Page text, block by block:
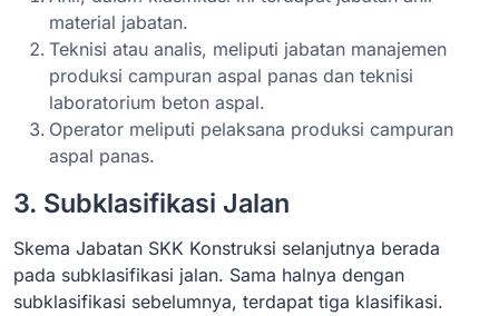
material jabatan.
Teknisi atau analis, meliputi jabatan manajemen
produksi campuran aspal panas dan teknisi
laboratorium beton aspal.
Operator meliputi pelaksana produksi campuran
aspal panas.
3. Subklasifikasi Jalan
Skema Jabatan SKK Konstruksi selanjutnya berada
pada subklasifikasi jalan. Sama halnya dengan
subklasifikasi sebelumnya, terdapat tiga klasifikasi.